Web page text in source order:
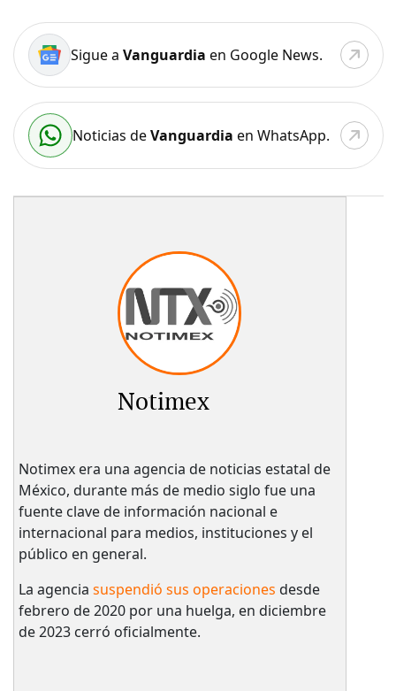
Sigue a Vanguardia en Google News.
Noticias deVanguardia en WhatsApp.
Notimex
Notimex era una agencia de noticias estatal de
México, durante más de medio siglo fue una
fuente clave de información nacional e
internacional para medios, instituciones y el
público en general.
La agencia suspendió sus operaciones desde
febrero de 2020 por una huelga, en diciembre
de 2023 cerró oficialmente.